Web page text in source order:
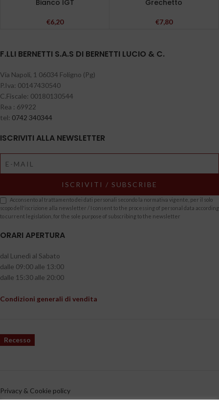
Bianco IGT
€6,20
Grechetto
€7,80
F.LLI BERNETTI S.A.S DI BERNETTI LUCIO & C.
Via Napoli, 1 06034 Foligno (Pg)
P.Iva: 00147430540
C.Fiscale: 00180130544
Rea : 69922
tel: 0742 340344
ISCRIVITI ALLA NEWSLETTER
Acconsento al trattamento dei dati personali secondo la normativa vigente, per il solo
scopo dell'iscrizione alla newsletter / I consent to the processing of personal data according
to current legislation, for the sole purpose of subscribing to the newsletter
ORARI APERTURA
dal Lunedì al Sabato
dalle 09:00 alle 13:00
dalle 15:30 alle 20:00
Condizioni generali di vendita
Recesso
Privacy & Cookie policy